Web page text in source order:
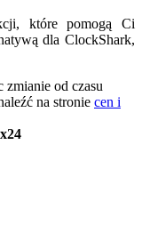
które pomogą Ci
dla ClockShark,
zmianie od czasu
na stronie cen i